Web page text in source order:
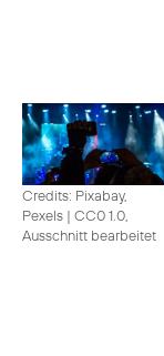
Credits: Pixabay,
Pexels | CC0 1.0,
Ausschnitt bearbeitet